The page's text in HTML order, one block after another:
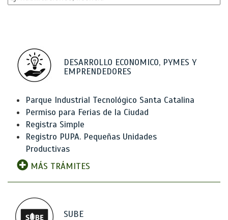
DESARROLLO ECONOMICO, PYMES Y
EMPRENDEDORES
Parque Industrial Tecnológico Santa Catalina
Permiso para Ferias de la Ciudad
Registra Simple
Registro PUPA. Pequeñas Unidades
Productivas
MÁS TRÁMITES
SUBE